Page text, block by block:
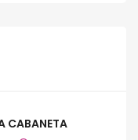
CABANETA